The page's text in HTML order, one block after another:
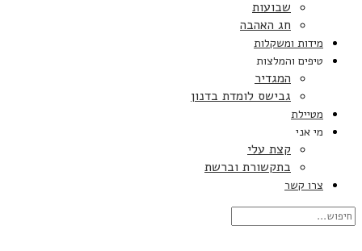
שבועות
חג האהבה
מידות ומשקלות
טיפים והמלצות
המגדיר
גבישס לומדת בדנון
מטיילת
מי אני
קצת עלי
בתקשורת וברשת
צרו קשר